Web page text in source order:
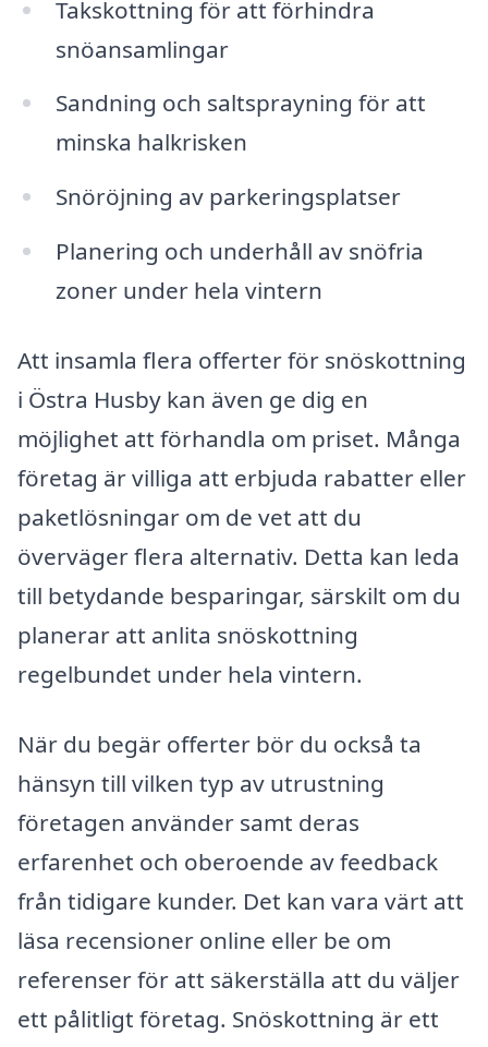
Takskottning för att förhindra
snöansamlingar
Sandning och saltsprayning för att
minska halkrisken
Snöröjning av parkeringsplatser
Planering och underhåll av snöfria
zoner under hela vintern
Att insamla flera offerter för snöskottning
i Östra Husby kan även ge dig en
möjlighet att förhandla om priset. Många
företag är villiga att erbjuda rabatter eller
paketlösningar om de vet att du
överväger flera alternativ. Detta kan leda
till betydande besparingar, särskilt om du
planerar att anlita snöskottning
regelbundet under hela vintern.
När du begär offerter bör du också ta
hänsyn till vilken typ av utrustning
företagen använder samt deras
erfarenhet och oberoende av feedback
från tidigare kunder. Det kan vara värt att
läsa recensioner online eller be om
referenser för att säkerställa att du väljer
ett pålitligt företag. Snöskottning är ett